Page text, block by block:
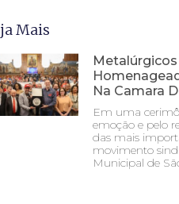
Mais
Metalúrgicos
Na Camara
Em uma
emoção e pelo
das mais
movimento
Municipal de